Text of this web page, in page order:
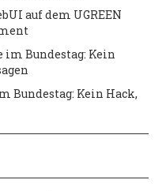
auf dem UGREEN
Bundestag: Kein
Bundestag: Kein Hack,